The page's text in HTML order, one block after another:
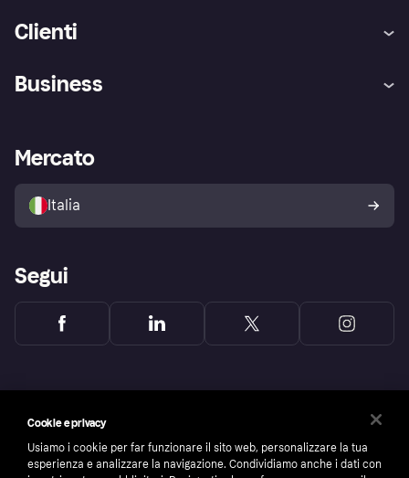
Clienti
Esplora i negozi
Politica di protezione
dell'acquirente Klarna
Business
Accesso aziende
Mercato
Italia
Segui
Cookie e privacy
Usiamo i cookie per far funzionare il sito web, personalizzare la tua
esperienza e analizzare la navigazione. Condividiamo anche i dati con